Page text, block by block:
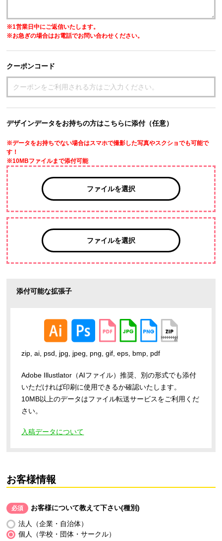
※1営業日中にご返信いたします。
※お急ぎの場合はお電話でお問い合わせください。
クーポンコード
デザインデータをお持ちの方はこちらに添付（任意）
※データをお持ちでない場合はスマホで撮影した写真やスクショでも可能で
す！
※10MBファイルまで添付可能
ファイルを選択
ファイルを選択
添付可能な拡張子
zip, ai, psd, jpg, jpeg, png, gif, eps, bmp, pdf
Adobe Illustlator（AIファイル）推奨、別の形式でも添付
いただければ印刷に使用できるか確認いたします。
10MB以上のデータはファイル転送サービスをご利用くだ
さい。
入稿データについて
お客様情報
必須 お客様について教えて下さい(種別)
法人（企業・自治体）
個人（学校・団体・サークル）